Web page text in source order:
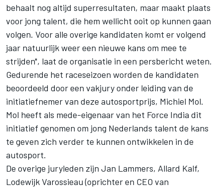
behaalt nog altijd superresultaten, maar maakt plaats
voor jong talent, die hem wellicht ooit op kunnen gaan
volgen. Voor alle overige kandidaten komt er volgend
jaar natuurlijk weer een nieuwe kans om mee te
strijden", laat de organisatie in een persbericht weten.
Gedurende het raceseizoen worden de kandidaten
beoordeeld door een vakjury onder leiding van de
initiatiefnemer van deze autosportprijs, Michiel Mol.
Mol heeft als mede-eigenaar van het Force India dit
initiatief genomen om jong Nederlands talent de kans
te geven zich verder te kunnen ontwikkelen in de
autosport.
De overige juryleden zijn Jan Lammers, Allard Kalf,
Lodewijk Varossieau (oprichter en CEO van